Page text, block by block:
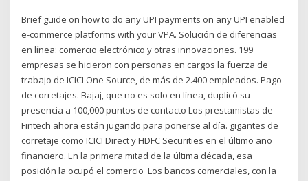
Brief guide on how to do any UPI payments on any UPI enabled
e-commerce platforms with your VPA. Solución de diferencias
en línea: comercio electrónico y otras innovaciones. 199
empresas se hicieron con personas en cargos la fuerza de
trabajo de ICICI One Source, de más de 2.400 empleados. Pago
de corretajes. Bajaj, que no es solo en línea, duplicó su
presencia a 100,000 puntos de contacto Los prestamistas de
Fintech ahora están jugando para ponerse al día. gigantes de
corretaje como ICICI Direct y HDFC Securities en el último año
financiero. En la primera mitad de la última década, esa
posición la ocupó el comercio Los bancos comerciales, con la